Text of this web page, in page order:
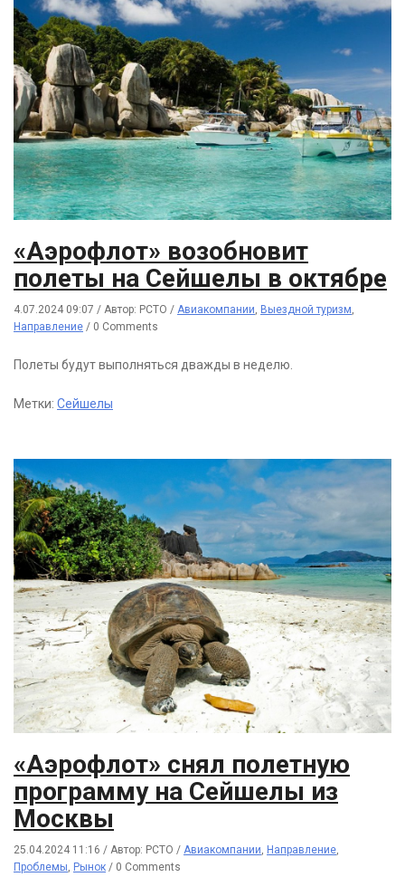
«Аэрофлот» возобновит
полеты на Сейшелы в октябре
4.07.2024 09:07 / Автор: РСТО / Авиакомпании, Выездной туризм,
Направление / 0 Comments
Полеты будут выполняться дважды в неделю.
Метки: Сейшелы
«Аэрофлот» снял полетную
программу на Сейшелы из
Москвы
25.04.2024 11:16 / Автор: РСТО / Авиакомпании, Направление,
Проблемы, Рынок / 0 Comments